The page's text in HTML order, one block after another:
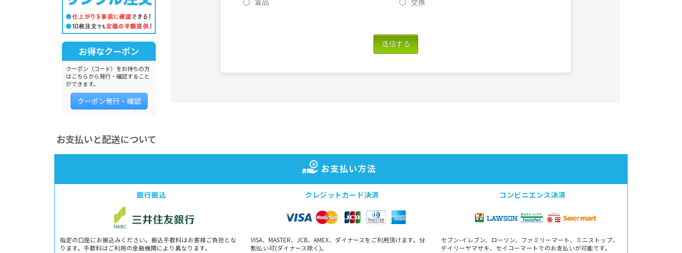
お得なクーポン
クーポン（コード）をお持ちの方
はこちらから発行・確認すること
ができます。
クーポン発行・確認
お支払いと配送について
お支払い方法
銀行振込
指定の口座にお振込みください。振込手数料はお客様ご負担とな
ります。手数料はご利用の金融機関により異なります。
クレジットカード決済
VISA、MASTER、JCB、AMEX、ダイナースをご利用頂けます。分
割払い可(ダイナース除く)。
コンビニエンス決済
セブン-イレブン、ローソン、ファミリーマート、ミニストップ、
デイリーヤマザキ、セイコーマートでのお支払いが可能です。